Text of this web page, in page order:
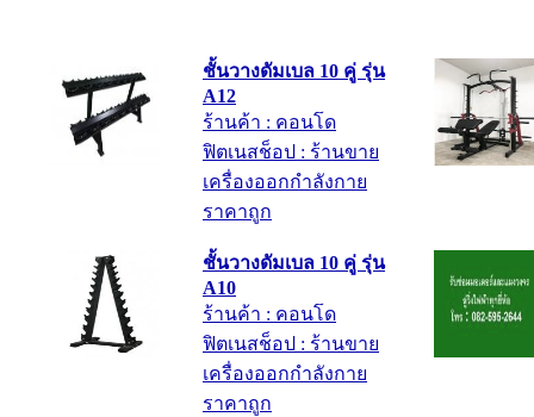
ชั้นวางดัมเบล 10 คู่ รุ่น
A12
ร้านค้า : คอนโด
ฟิตเนสช็อป : ร้านขาย
เครื่องออกกำลังกาย
ราคาถูก
ชั้นวางดัมเบล 10 คู่ รุ่น
A10
ร้านค้า : คอนโด
ฟิตเนสช็อป : ร้านขาย
เครื่องออกกำลังกาย
ราคาถูก